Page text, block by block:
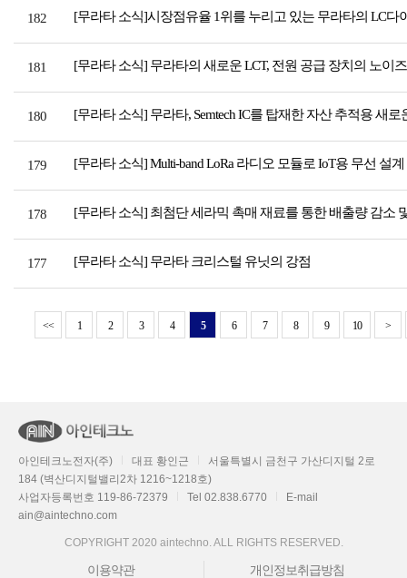
182 [무라타 소식]시장점유율 1위를 누리고 있는 무라타의 LC
181 [무라타 소식] 무라타의 새로운 LCT, 전원 공급 장치의 노이
180 [무라타 소식] 무라타, Semtech IC를 탑재한 자산 추적용 새
179 [무라타 소식] Multi-band LoRa 라디오 모듈로 IoT용 무선 설
178 [무라타 소식] 최첨단 세라믹 촉매 재료를 통한 배출량 감소
177 [무라타 소식] 무라타 크리스털 유닛의 강점
<< 1 2 3 4 5 6 7 8 9 10 >
아인테크노전자(주) 대표 황인근
서울특별시 금천구 가산디지털 2로
184 (벽산디지털밸리2차 1216~1218호)
사업자등록번호 119-86-72379
Tel 02.838.6770
E-mail
ain@aintechno.com
COPYRIGHT 2020 aintechno. ALL RIGHTS RESERVED.
이용약관 개인정보취급방침